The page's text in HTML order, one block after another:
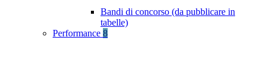
Bandi di concorso (da pubblicare in
tabelle)
Performance 8